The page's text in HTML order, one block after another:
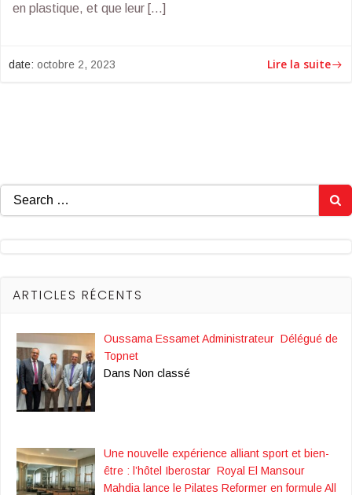
en plastique, et que leur […]
date: octobre 2, 2023 Lire la suite
Search
for:
ARTICLES RÉCENTS
Oussama Essamet Administrateur Délégué de
Topnet
Dans Non classé
Une nouvelle expérience alliant sport et bien-
être : l’hôtel Iberostar Royal El Mansour
Mahdia lance le Pilates Reformer en formule All